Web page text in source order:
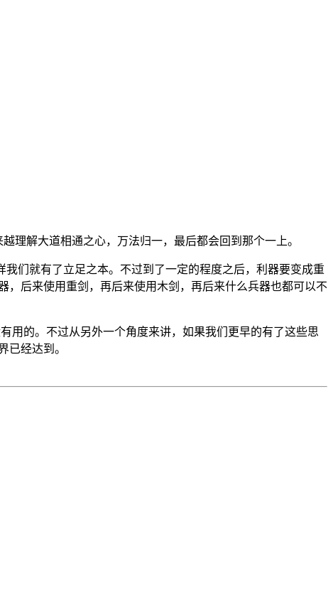
理解大道相通之心，万法归一，最后都会回到那个一上。
们就有了立足之本。不过到了一定的程度之后，利器要变成重
后来使用重剑，再后来使用木剑，再后来什么兵器也都可以不
的。不过从另外一个角度来讲，如果我们更早的有了这些思
已经达到。